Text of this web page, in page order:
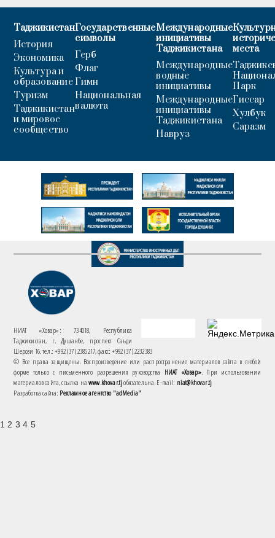
Таджикистан
История
Экономика
Культура и
образование
Туризм
Таджикистан
и мировое
сообщество
Государственные
символы
Герб
Флаг
Гимн
Национальная
валюта
Международные
инициативы
Таджикистана
Международные
водные
инициативы
Международные
инициативы
Таджикистана
Навруз
места
Парк
Гиссар
Хулбук
Саразм
НИАТ «Ховар»: 734018, Республика
Таджикистан, г. Душанбе, проспект Саъди
Шерози 16. тел.: +992 (37) 2385217, факс: +992 (37) 2232383
© Все права защищены. Воспроизведение или распространение материалов сайта в любой
форме только с письменного разрешения руководства НИАТ «Ховар». При использовании
материалов сайта, ссылка наwww.khovar.tjобязательна. E-mail: niat@khovar.tj
Разработка сайта: Рекламное агентство "adMedia"
1 2 3 4 5